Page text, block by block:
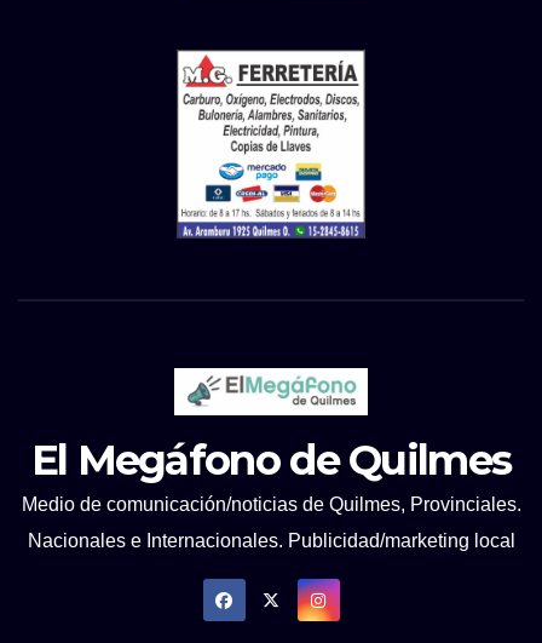
El Megáfono de Quilmes
Medio de comunicación/noticias de Quilmes, Provinciales.
Nacionales e Internacionales. Publicidad/marketing local